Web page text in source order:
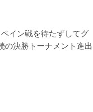
イン戦を待たずしてグ
の決勝トーナメント進出